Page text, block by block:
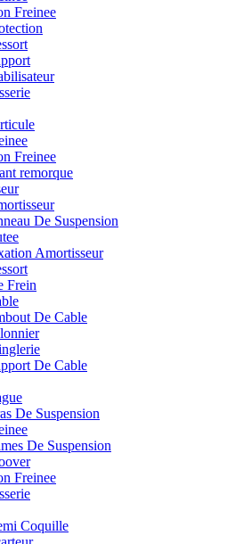
Freinee
Freinee
remorque
De Suspension
Amortisseur
Frein
De Cable
De Cable
De Suspension
De Suspension
Freinee
Coquille